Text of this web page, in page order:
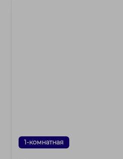
1-комнатная